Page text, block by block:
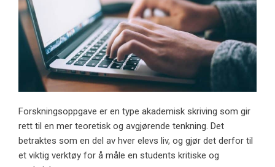
Forskningsoppgave er en type akademisk skriving som gir
rett til en mer teoretisk og avgjørende tenkning. Det
betraktes som en del av hver elevs liv, og gjør det derfor til
et viktig verktøy for å måle en students kritiske og